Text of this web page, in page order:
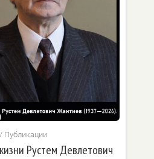
Публикации
Рустем Девлетович